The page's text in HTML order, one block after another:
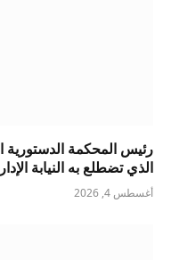
رئيس المحكمة الدستورية
الذي تضطلع به النيابة
أغسطس 4, 2026